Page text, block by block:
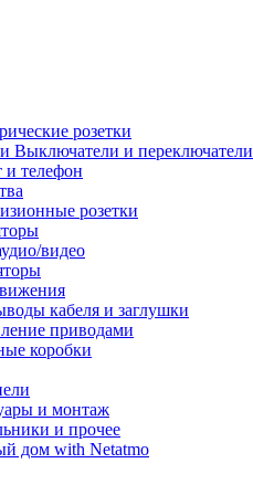
розетки
Выключатели и переключатели
и телефон
розетки
видео
кабеля и заглушки
приводами
коробки
и монтаж
и прочее
дом with Netatmo